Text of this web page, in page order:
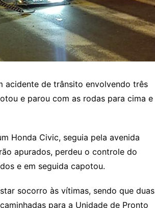
acidente de trânsito envolvendo três
e parou com as rodas para cima e
Honda Civic, seguia pela avenida
apurados, perdeu o controle do
e em seguida capotou.
socorro às vítimas, sendo que duas
para a Unidade de Pronto